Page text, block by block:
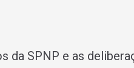
da SPNP e as